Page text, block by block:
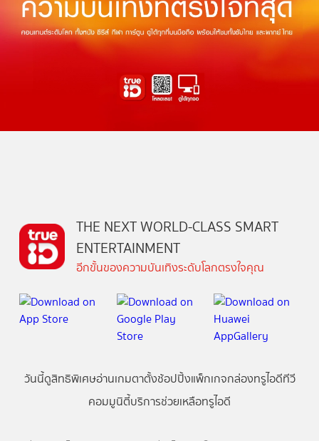
THE NEXT WORLD-CLASS SMART
ENTERTAINMENT
อีกขั้นของความบันเทิงระดับโลกตรงใจคุณ
วันนี้ดูสิทธิพิเศษอ่านเกมตาตั้งช้อปปิ้งแพ็กเกจกล่องทรูไอดีทีวี
คอมมูนิตี้บริการช่วยเหลือทรูไอดี